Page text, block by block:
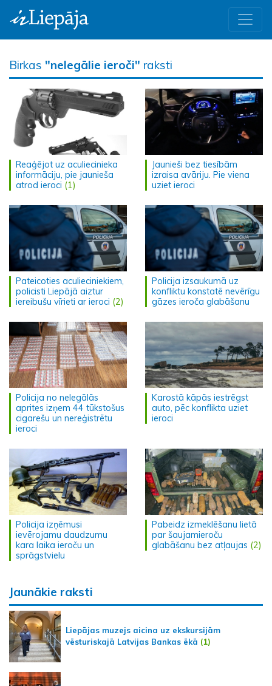
Birkas "nelegālie ieroči" raksti
Reaģējot uz aculiecinieka
informāciju, pie jaunieša
atrod ieroci (1)
Jaunieši bez tiesībām
izraisa avāriju. Pie viena
uziet ieroci
Pateicoties aculieciniekiem,
policisti Liepājā aiztur
iereibušu vīrieti ar ieroci (2)
Policija izsaukumā uz
konfliktu konstatē nevērīgu
gāzes ieroča glabāšanu
Policija no nelegālās
aprites izņem 44 tūkstošus
cigarešu un nereģistrētu
ieroci
Karostā kāpās iestrēgst
auto, pēc konflikta uziet
ieroci
Policija izņēmusi
ievērojamu daudzumu
kara laika ieroču un
sprāgstvielu
Pabeidz izmeklēšanu lietā
par šaujamieroču
glabāšanu bez atļaujas (2)
Jaunākie raksti
Liepājas muzejs aicina uz ekskursijām
vēsturiskajā Latvijas Bankas ēkā (1)